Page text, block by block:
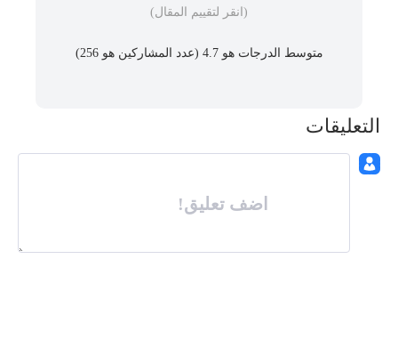
(انقر لتقييم المقال)
متوسط ​​الدرجات هو 4.7 (عدد المشاركين هو 256
)
التعليقات
اضف تعليق!